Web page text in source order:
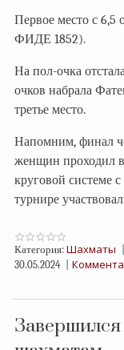
Первое место с 6,5
ФИДЕ 1852).
На пол-очка
очков набрала
третье место.
Напомним, финал
женщин проходил
круговой системе
турнире
Категория: Шахматы
30.05.2024